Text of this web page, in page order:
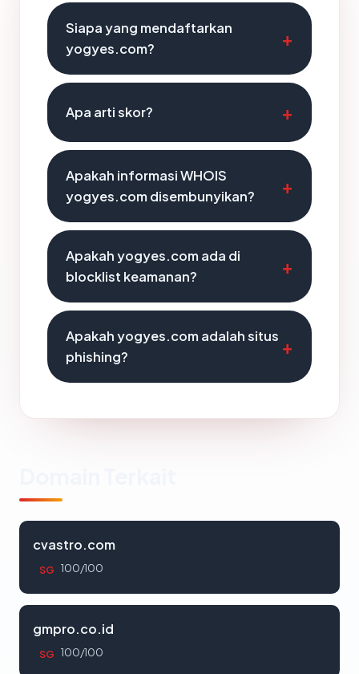
Siapa yang mendaftarkan
yogyes.com?
Apa arti skor?
Apakah informasi WHOIS
yogyes.com disembunyikan?
Apakah yogyes.com ada di
blocklist keamanan?
Apakah yogyes.com adalah situs
phishing?
cvastro.com
SG 100/100
gmpro.co.id
SG 100/100